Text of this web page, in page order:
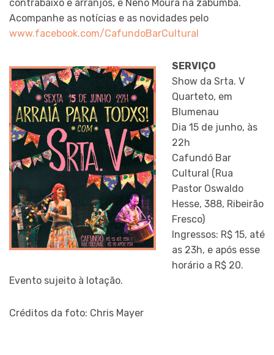
contrabaixo e arranjos, e Neno Moura na zabumba.
Acompanhe as notícias e as novidades pelo
www.facebook.com/CafundoBarCultural
SERVIÇO
Show da Srta. V
Quarteto, em
Blumenau
Dia 15 de junho, às
22h
Cafundó Bar
Cultural (Rua
Pastor Oswaldo
Hesse, 388, Ribeirão
Fresco)
Ingressos: R$ 15, até
as 23h, e após esse
horário a R$ 20.
Evento sujeito à lotação.
Créditos da foto: Chris Mayer